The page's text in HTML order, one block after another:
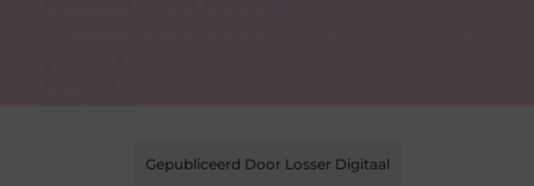
Gepubliceerd Door Losser Digitaal